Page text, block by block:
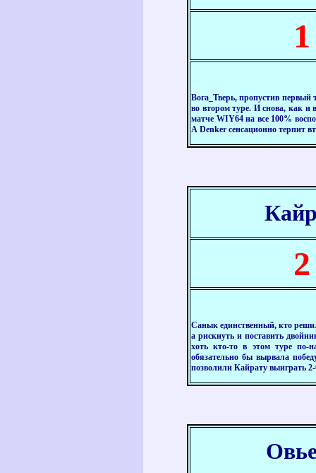
1
Вога_Тверь, пропустив первый
во втором туре. И снова, как и
матче WIY64на все 100%
А Denker сенсационно терпит
2
Санык единственный, кто
а рискнуть и поставить
хоть кто-то в этом туре по-
обязательно бы вырвала
позволили Кайрату выиграть